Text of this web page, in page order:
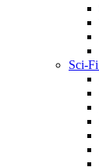
Sci-Fi